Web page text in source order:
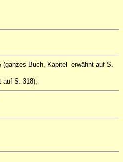
(ganzes Buch, Kapitel erwähnt auf S.
auf S. 318);